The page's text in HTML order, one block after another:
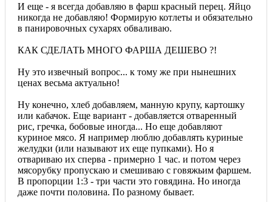
И еще - я всегда добавляю в фарш красный перец. Яйцо
никогда не добавляю! Формирую котлеты и обязательно
в панировочных сухарях обваливаю.
КАК СДЕЛАТЬ МНОГО ФАРША ДЕШЕВО ?!
Ну это извечный вопрос... к тому же при нынешних
ценах весьма актуально!
Ну конечно, хлеб добавляем, манную крупу, картошку
или кабачок. Еще вариант - добавляется отваренный
рис, гречка, бобовые иногда... Но еще добавляют
куриное мясо. Я например люблю добавлять куриные
желудки (или называют их еще пупками). Но я
отвариваю их сперва - примерно 1 час. и потом через
мясорубку пропускаю и смешиваю с говяжьим фаршем.
В пропорции 1:3 - три части это говядина. Но иногда
даже почти половина. По разному бывает.